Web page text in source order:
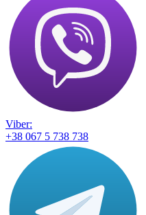
Viber:
+38 067 5 738 738